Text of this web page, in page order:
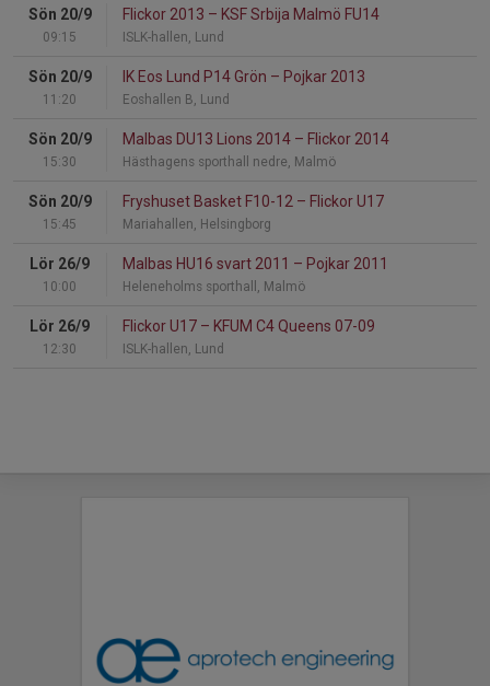
Sön 20/9
09:15
Flickor 2013 – KSF Srbija Malmö FU14
ISLK-hallen, Lund
Sön 20/9
11:20
IK Eos Lund P14 Grön – Pojkar 2013
Eoshallen B, Lund
Sön 20/9
15:30
Malbas DU13 Lions 2014 – Flickor 2014
Hästhagens sporthall nedre, Malmö
Sön 20/9
15:45
Fryshuset Basket F10-12 – Flickor U17
Mariahallen, Helsingborg
Lör 26/9
10:00
Malbas HU16 svart 2011 – Pojkar 2011
Heleneholms sporthall, Malmö
Lör 26/9
12:30
Flickor U17 – KFUM C4 Queens 07-09
ISLK-hallen, Lund